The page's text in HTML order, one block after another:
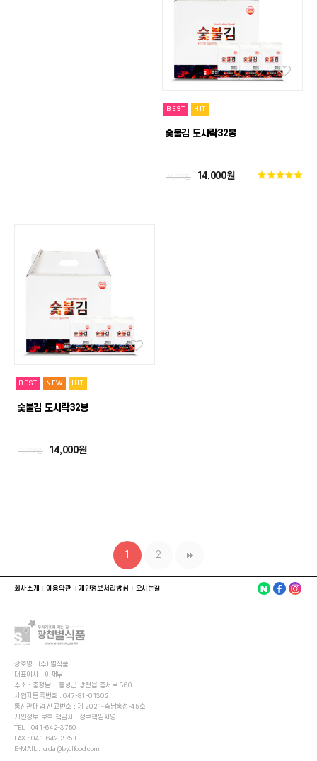
BEST HIT
숯불김 도시락32봉
16,000원 14,000원
BEST NEW HIT
숯불김 도시락32봉
17,000원 14,000원
1 2
회사소개 이용약관 개인정보처리방침 오시는길
상호명 : (주) 별식품
대표이사 : 이재부
주소 : 충청남도 홍성군 광천읍 충서로 360
사업자등록번호 : 647-81-01302
통신판매업 신고번호 : 제 2021-충남홍성-45호
개인정보 보호 책임자 : 정보책임자명
TEL : 041-642-3750
FAX : 041-642-3751
E-MAIL : order@byulfood.com